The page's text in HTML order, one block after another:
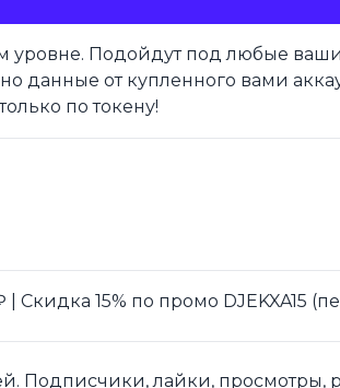
уровне. Подойдут под любые
данные от купленного вами
по токену!
Скидка 15% по промо DJEKXA15
Подписчики, лайки, просмотры,